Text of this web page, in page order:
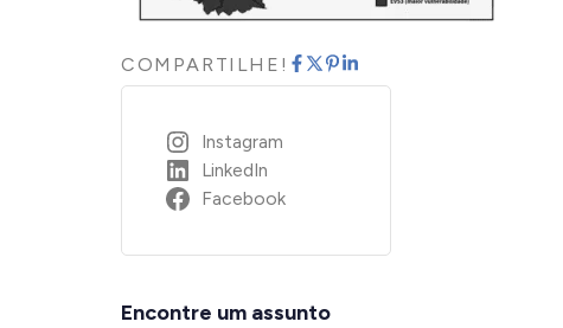
COMPARTILHE!
Instagram
LinkedIn
Facebook
Encontre um assunto